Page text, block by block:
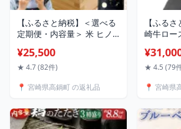
【ふるさと納税】＜選べる
定期便・内容量＞ 米 ヒノ
ク付 小分け 食品 保存 便利
ご飯 弁当 ひのひかり 数量
¥25,500
★ 4.7 (82件)
📍 宮崎県高鍋町 の返礼品
【ふる
崎牛ロー
＞または
スステー
荷 黒毛
ステーキ
鍋町 【冷
★ 4.5 (79
📍 宮崎県